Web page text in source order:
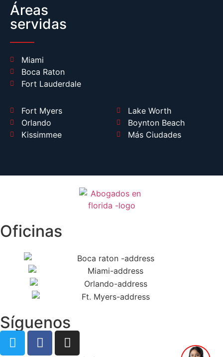
Áreas
servidas
Miami
Boca Raton
Fort Lauderdale
Fort Myers
Orlando
Kissimmee
Lake Worth
Boynton Beach
Más Ciudades
Oficinas
Síguenos